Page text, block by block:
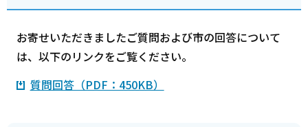
お寄せいただきましたご質問および市の回答について
は、以下のリンクをご覧ください。
質問回答（PDF：450KB）